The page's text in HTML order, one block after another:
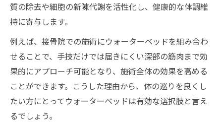
質の除去や細胞の新陳代謝を活性化し、健康的な体調維
持に寄与します。
例えば、接骨院での施術にウォーターベッドを組み合わ
せることで、手技だけでは届きにくい深部の筋肉まで効
果的にアプローチ可能となり、施術全体の効果を高める
ことができます。こうした理由から、体の巡りを良くし
たい方にとってウォーターベッドは有効な選択肢と言え
るでしょう。